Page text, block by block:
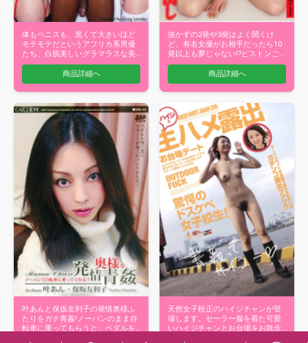
体もペニスも、黒くて大きいほど
モテモテだというアフリカ系男優
たち、白肌美しいグラマラスな美
女達が巨根…
商品詳細へ
抜かずの2発や3発はよく聞くけ
ど、有名女優がお相手だったら10
発以上も夢じゃない!?ピストンご
とにマ…
商品詳細へ
叶あんと保坂友利子の発情奥様ふ
たりをガチ青姦!ノーパンのまま自
転車に乗ってもらうと、ペダルを
天然女子校正のハイジチャンが登
場します。セーラー服を着た可愛
いハイジチャンとお台場をお散歩